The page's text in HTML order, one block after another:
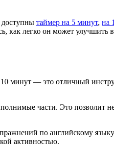
доступны таймер на 5 минут, на
как легко он может улучшить
минут — это отличный
части. Это позволит
по английскому
активностью.